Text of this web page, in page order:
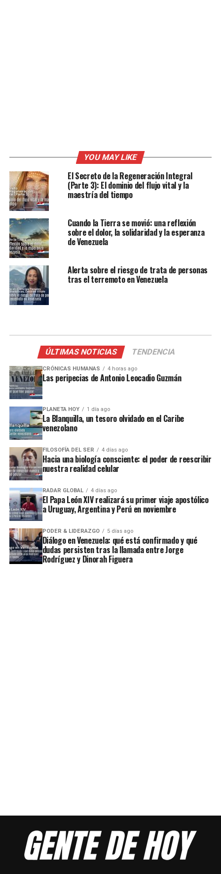
YOU MAY LIKE
El Secreto de la Regeneración Integral
(Parte 3): El dominio del flujo vital y la
maestría del tiempo
Cuando la Tierra se movió: una reflexión
sobre el dolor, la solidaridad y la esperanza
de Venezuela
Alerta sobre el riesgo de trata de personas
tras el terremoto en Venezuela
ÚLTIMAS NOTICIAS TENDENCIA
CRÓNICAS HUMANAS 4 horas ago
Las peripecias de Antonio Leocadio Guzmán
PLANETA HOY 1 día ago
La Blanquilla, un tesoro olvidado en el Caribe
venezolano
FILOSOFÍA DEL SER 4 días ago
Hacia una biología consciente: el poder de reescribir
nuestra realidad celular
RADAR GLOBAL 4 días ago
El Papa León XIV realizará su primer viaje apostólico
a Uruguay, Argentina y Perú en noviembre
PODER & LIDERAZGO 5 días ago
Diálogo en Venezuela: qué está confirmado y qué
dudas persisten tras la llamada entre Jorge
Rodríguez y Dinorah Figuera